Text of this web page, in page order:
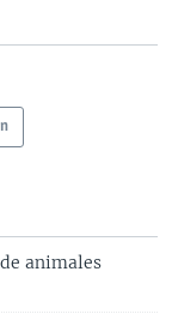
animales